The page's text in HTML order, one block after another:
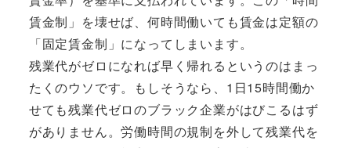
賃金制」を壊せば、何時間働いても賃金は定額の
「固定賃金制」になってしまいます。
残業代がゼロになれば早く帰れるというのはまっ
たくのウソです。もしそうなら、1日15時間働か
せても残業代ゼロのブラック企業がはびこるはず
がありません。労働時間の規制を外して残業代を